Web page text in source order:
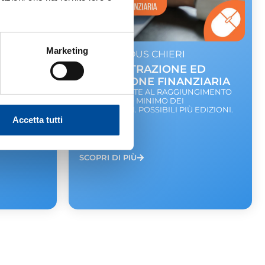
Marketing
Accetta tutti
BONAFOUS CHIERI
AMMINISTRAZIONE ED
EDUCAZIONE FINANZIARIA
IL CORSO PARTE AL RAGGIUNGIMENTO
DEL NUMERO MINIMO DEI
PARTECIPANTI. POSSIBILI PIÙ EDIZIONI.
SCOPRI DI PIÙ